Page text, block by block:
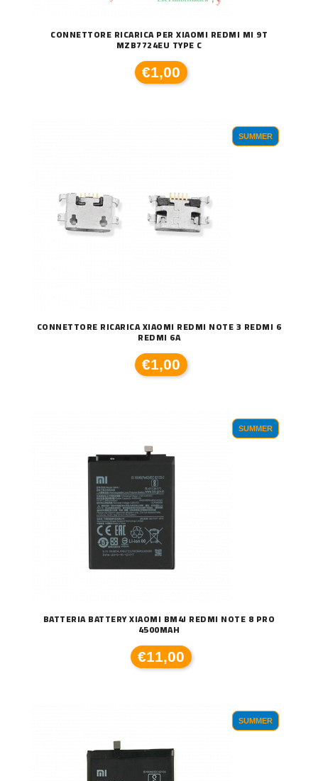
CONNETTORE RICARICA PER XIAOMI REDMI MI 9T
MZB7724EU TYPE C
€1,00
SUMMER
CONNETTORE RICARICA XIAOMI REDMI NOTE 3 REDMI 6
REDMI 6A
€1,00
SUMMER
BATTERIA BATTERY XIAOMI BM4J REDMI NOTE 8 PRO
4500MAH
€11,00
SUMMER